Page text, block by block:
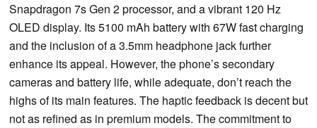
Snapdragon 7s Gen 2 processor, and a vibrant 120 Hz
OLED display. Its 5100 mAh battery with 67W fast charging
and the inclusion of a 3.5mm headphone jack further
enhance its appeal. However, the phone’s secondary
cameras and battery life, while adequate, don’t reach the
highs of its main features. The haptic feedback is decent but
not as refined as in premium models. The commitment to